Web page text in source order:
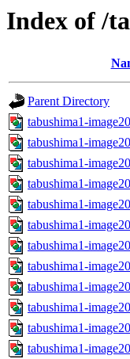
Index of /
Parent Directory
tabushima1-
tabushima1-
tabushima1-
tabushima1-
tabushima1-
tabushima1-
tabushima1-
tabushima1-
tabushima1-
tabushima1-
tabushima1-
tabushima1-